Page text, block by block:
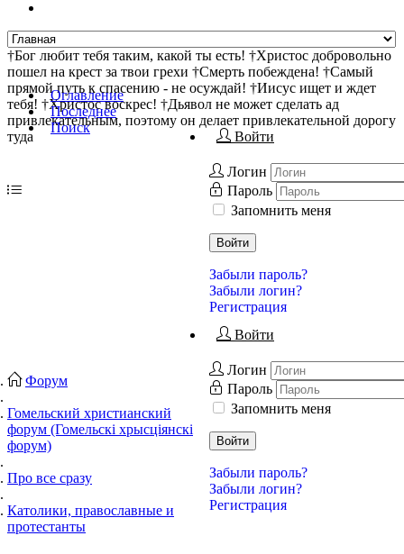
†Бог любит тебя таким, какой ты есть! †Христос добровольно
пошел на крест за твои грехи †Смерть побеждена! †Самый
прямой путь к спасению - не осуждай! †Иисус ищет и ждет
тебя! †Христос воскрес! †Дьявол не может сделать ад
привлекательным, поэтому он делает привлекательной дорогу
туда
Оглавление
Последнее
Поиск
Войти
Логин
Пароль
Запомнить меня
Войти
Забыли пароль?
Забыли логин?
Регистрация
Войти
Логин
Пароль
Запомнить меня
Войти
Забыли пароль?
Забыли логин?
Регистрация
Форум
Гомельский христианский
форум (Гомельскі хрысціянскі
форум)
Про все сразу
Католики, православные и
протестанты